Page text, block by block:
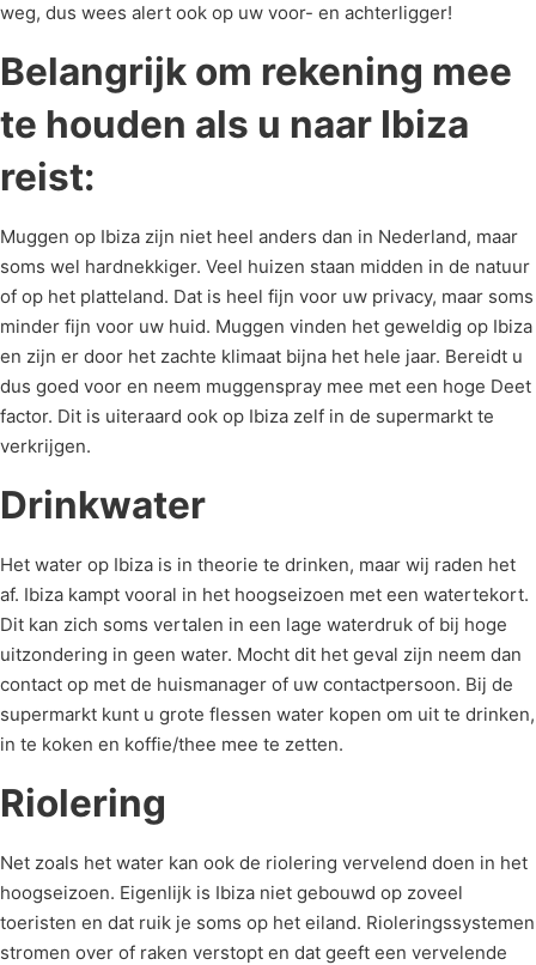
weg, dus wees alert ook op uw voor- en achterligger!
Belangrijk om rekening mee
te houden als u naar Ibiza
reist:
Muggen op Ibiza zijn niet heel anders dan in Nederland, maar
soms wel hardnekkiger. Veel huizen staan midden in de natuur
of op het platteland. Dat is heel fijn voor uw privacy, maar soms
minder fijn voor uw huid. Muggen vinden het geweldig op Ibiza
en zijn er door het zachte klimaat bijna het hele jaar. Bereidt u
dus goed voor en neem muggenspray mee met een hoge Deet
factor. Dit is uiteraard ook op Ibiza zelf in de supermarkt te
verkrijgen.
Drinkwater
Het water op Ibiza is in theorie te drinken, maar wij raden het
af. Ibiza kampt vooral in het hoogseizoen met een watertekort.
Dit kan zich soms vertalen in een lage waterdruk of bij hoge
uitzondering in geen water. Mocht dit het geval zijn neem dan
contact op met de huismanager of uw contactpersoon. Bij de
supermarkt kunt u grote flessen water kopen om uit te drinken,
in te koken en koffie/thee mee te zetten.
Riolering
Net zoals het water kan ook de riolering vervelend doen in het
hoogseizoen. Eigenlijk is Ibiza niet gebouwd op zoveel
toeristen en dat ruik je soms op het eiland. Rioleringssystemen
stromen over of raken verstopt en dat geeft een vervelende